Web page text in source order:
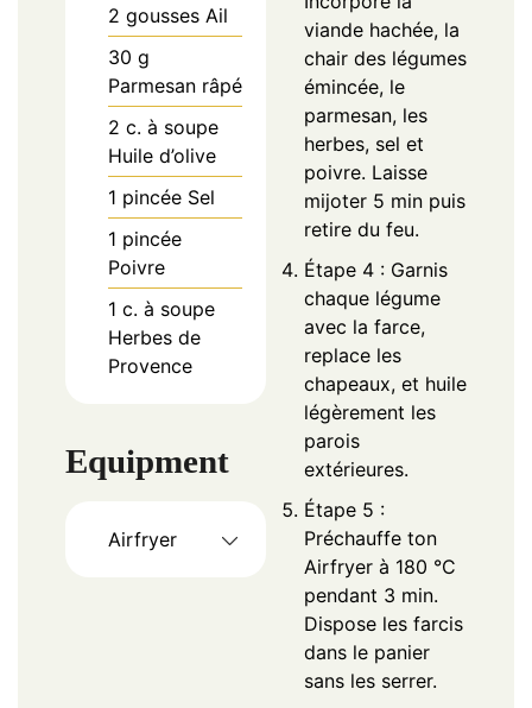
2 gousses Ail
30 g
Parmesan râpé
2 c. à soupe
Huile d’olive
1 pincée Sel
1 pincée
Poivre
1 c. à soupe
Herbes de
Provence
Equipment
Airfryer
viande hachée, la
chair des légumes
émincée, le
parmesan, les
herbes, sel et
poivre. Laisse
mijoter 5 min puis
retire du feu.
Étape 4 : Garnis
chaque légume
avec la farce,
replace les
chapeaux, et huile
légèrement les
parois
extérieures.
Étape 5 :
Préchauffe ton
Airfryer à 180 °C
pendant 3 min.
Dispose les farcis
dans le panier
sans les serrer.